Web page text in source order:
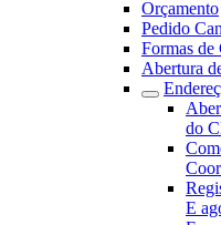
Orçamento
Pedido
Formas de
Abertura
do
E